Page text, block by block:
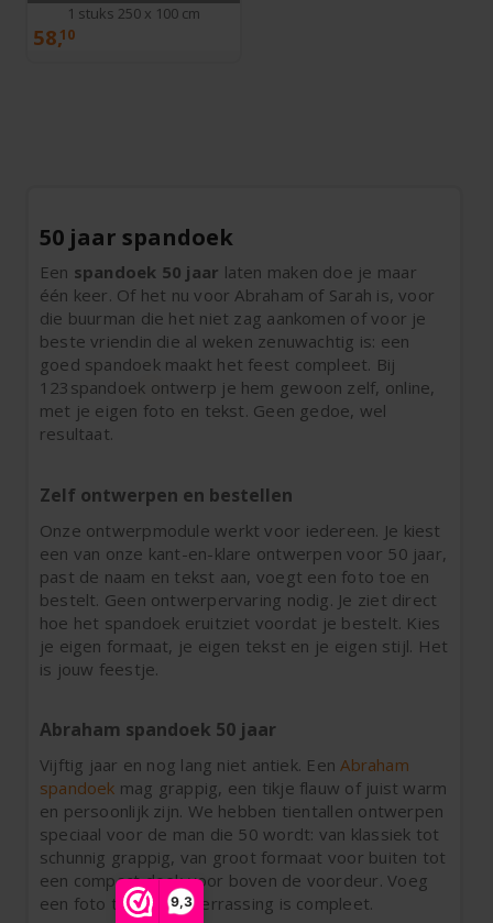
9,3
1 stuks 250 x 100 cm
58,10
50 jaar spandoek
Een spandoek 50 jaar laten maken doe je maar
één keer. Of het nu voor Abraham of Sarah is, voor
die buurman die het niet zag aankomen of voor je
beste vriendin die al weken zenuwachtig is: een
goed spandoek maakt het feest compleet. Bij
123spandoek ontwerp je hem gewoon zelf, online,
met je eigen foto en tekst. Geen gedoe, wel
resultaat.
Zelf ontwerpen en bestellen
Onze ontwerpmodule werkt voor iedereen. Je kiest
een van onze kant-en-klare ontwerpen voor 50 jaar,
past de naam en tekst aan, voegt een foto toe en
bestelt. Geen ontwerpervaring nodig. Je ziet direct
hoe het spandoek eruitziet voordat je bestelt. Kies
je eigen formaat, je eigen tekst en je eigen stijl. Het
is jouw feestje.
Abraham spandoek 50 jaar
Vijftig jaar en nog lang niet antiek. Een Abraham
spandoek mag grappig, een tikje flauw of juist warm
en persoonlijk zijn. We hebben tientallen ontwerpen
speciaal voor de man die 50 wordt: van klassiek tot
schunnig grappig, van groot formaat voor buiten tot
een compact doek voor boven de voordeur. Voeg
een foto toe en de verrassing is compleet.